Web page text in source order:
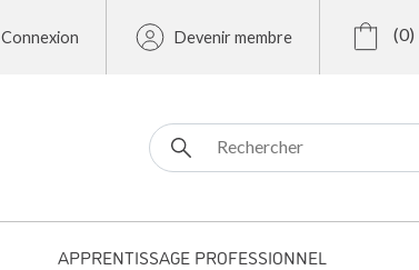
Connexion Devenir membre (0)
Search for:
APPRENTISSAGE PROFESSIONNEL